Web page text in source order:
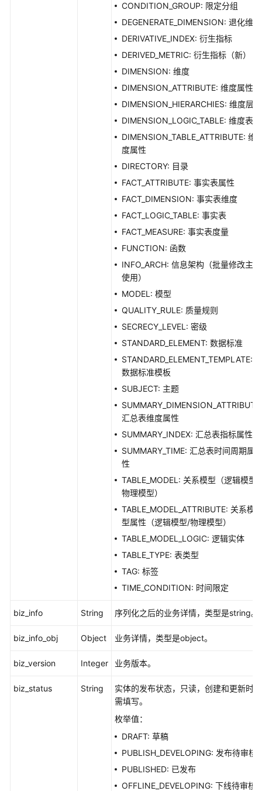
CONDITION_GROUP: 限定分组
DEGENERATE_DIMENSION: 退化维度
DERIVATIVE_INDEX: 衍生指标
DERIVED_METRIC: 衍生指标（新）
DIMENSION: 维度
DIMENSION_ATTRIBUTE: 维度属性
DIMENSION_HIERARCHIES: 维度层级
DIMENSION_LOGIC_TABLE: 维度表
DIMENSION_TABLE_ATTRIBUTE: 维
度属性
DIRECTORY: 目录
FACT_ATTRIBUTE: 事实表属性
FACT_DIMENSION: 事实表维度
FACT_LOGIC_TABLE: 事实表
FACT_MEASURE: 事实表度量
FUNCTION: 函数
INFO_ARCH: 信息架构（批量修改主题
使用）
MODEL: 模型
QUALITY_RULE: 质量规则
SECRECY_LEVEL: 密级
STANDARD_ELEMENT: 数据标准
STANDARD_ELEMENT_TEMPLATE:
数据标准模板
SUBJECT: 主题
SUMMARY_DIMENSION_ATTRIBUTE:
汇总表维度属性
SUMMARY_INDEX: 汇总表指标属性
SUMMARY_TIME: 汇总表时间周期属
性
TABLE_MODEL: 关系模型（逻辑模型/
物理模型）
TABLE_MODEL_ATTRIBUTE: 关系模
型属性（逻辑模型/物理模型）
TABLE_MODEL_LOGIC: 逻辑实体
TABLE_TYPE: 表类型
TAG: 标签
TIME_CONDITION: 时间限定
biz_info String 序列化之后的业务详情，类型是string。
biz_info_obj Object 业务详情，类型是object。
biz_version Integer 业务版本。
biz_status String
实体的发布状态，只读，创建和更新时无
需填写。
枚举值：
DRAFT: 草稿
PUBLISH_DEVELOPING: 发布待审核
PUBLISHED: 已发布
OFFLINE_DEVELOPING: 下线待审核